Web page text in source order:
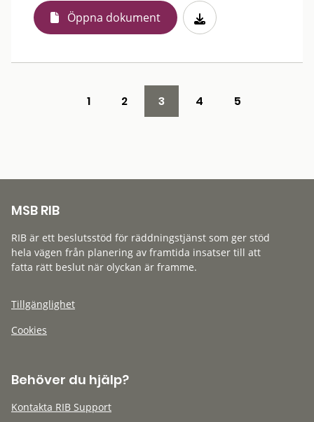
Öppna dokument
1 2 3 4 5
MSB RIB
RIB är ett beslutsstöd för räddningstjänst som ger stöd
hela vägen från planering av framtida insatser till att
fatta rätt beslut när olyckan är framme.
Tillgänglighet
Cookies
Behöver du hjälp?
Kontakta RIB Support